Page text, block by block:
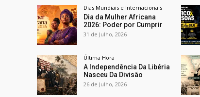
Dias Mundiais e Internacionais
Dia da Mulher Africana
2026: Poder por Cumprir
31 de Julho, 2026
Última Hora
A Independência Da Libéria
Nasceu Da Divisão
26 de Julho, 2026